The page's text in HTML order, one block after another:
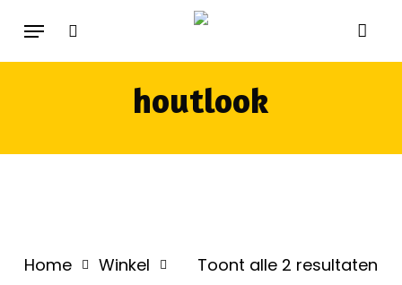
search
Menu
houtlook
Toont alle 2 resultaten
Home
Winkel